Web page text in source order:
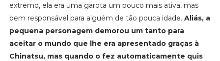
extremo, ela era uma garota um pouco mais ativa, mas
bem responsável para alguém de tão pouca idade. Aliás, a
pequena personagem demorou um tanto para
aceitar o mundo que lhe era apresentado graças à
Chinatsu, mas quando o fez automaticamente quis